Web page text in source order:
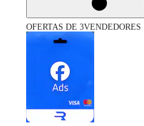
OFERTAS DE 3VENDEDORES